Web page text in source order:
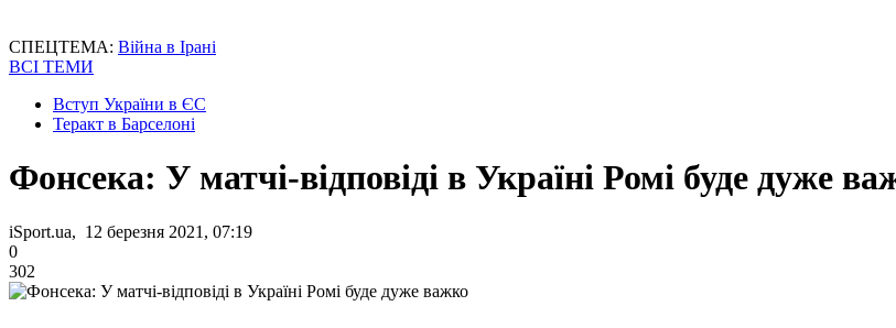
СПЕЦТЕМА: Війна в Ірані
ВСІ ТЕМИ
Вступ України в ЄС
Теракт в Барселоні
Фонсека: У матчі-відповіді в Україні Ромі буде дуже
iSport.ua, 12 березня 2021, 07:19
0
302